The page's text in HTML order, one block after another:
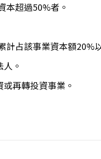
本超過50%者。
占該事業資本額20%
。
再轉投資事業。